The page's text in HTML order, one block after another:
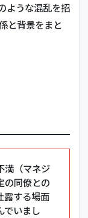
ような混乱を招
と背景をまと
満（マネジ
の同僚との
露する場面
でいまし